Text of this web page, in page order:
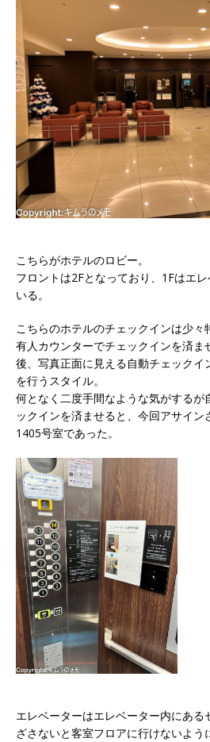
こちらがホテルのロビー。
フロントは2Fとなっており、1Fはエ
いる。
こちらのホテルのチェックインは少々
有人カウンターでチェックインを済ま
後、写真正面に見える自動チェックイ
を行うスタイル。
何となく二度手間なような気がするが
ックインを済ませると、今回アサイ
1405号室であった。
エレベーターはエレベーター内にあ
ざさないと客室フロアに行けないよう